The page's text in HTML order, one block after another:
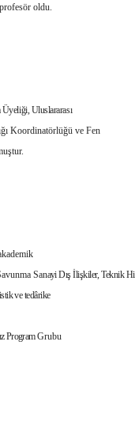
oldu.
Uluslararası
Koordinatörlüğü ve Fen
Sanayi Dış İlişkiler, Teknik
ve tedârike
ProgramGrubu